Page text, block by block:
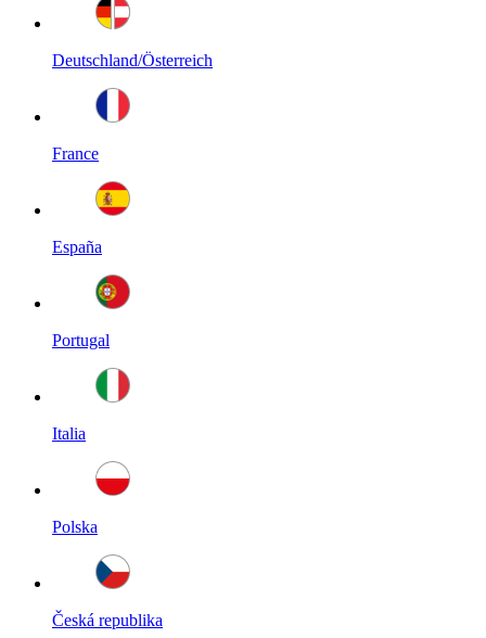
Deutschland/Österreich
France
España
Portugal
Italia
Polska
Česká republika